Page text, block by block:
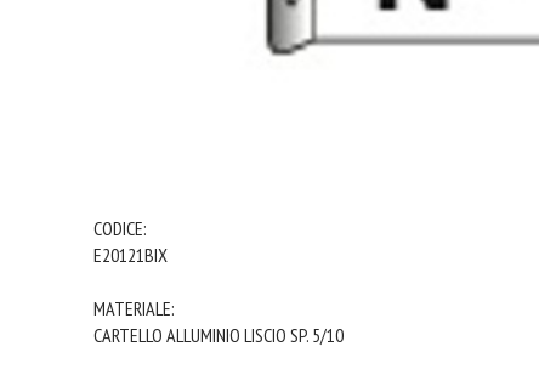
CODICE:
E20121BIX
MATERIALE:
CARTELLO ALLUMINIO LISCIO SP. 5/10